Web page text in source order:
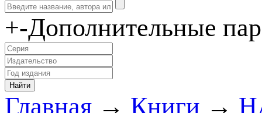
+-Дополнительные
Главная → Книги →